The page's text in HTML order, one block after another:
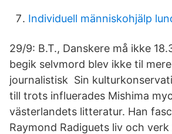
Individuell människohjälp
29/9: B.T., Danskere må ikke
begik selvmord blev ikke til
journalistisk Sin
till trots influerades Mishima
västerlandets litteratur. Han
Raymond Radiguets liv och